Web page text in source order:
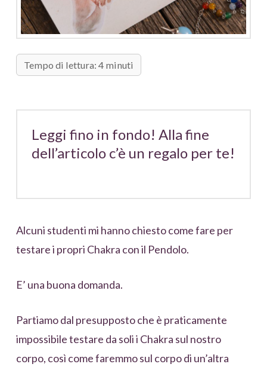
Tempo di lettura: 4 minuti
Leggi fino in fondo! Alla fine
dell’articolo c’è un regalo per te!
Alcuni studenti mi hanno chiesto come fare per
testare i propri Chakra con il Pendolo.
E’ una buona domanda.
Partiamo dal presupposto che è praticamente
impossibile testare da soli i Chakra sul nostro
corpo, così come faremmo sul corpo di un’altra